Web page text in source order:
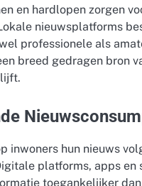
en hardlopen zorgen
nieuwsplatforms
professionele als
breed gedragen bron
inwoners hun nieuws
platforms, apps en
toegankelijker